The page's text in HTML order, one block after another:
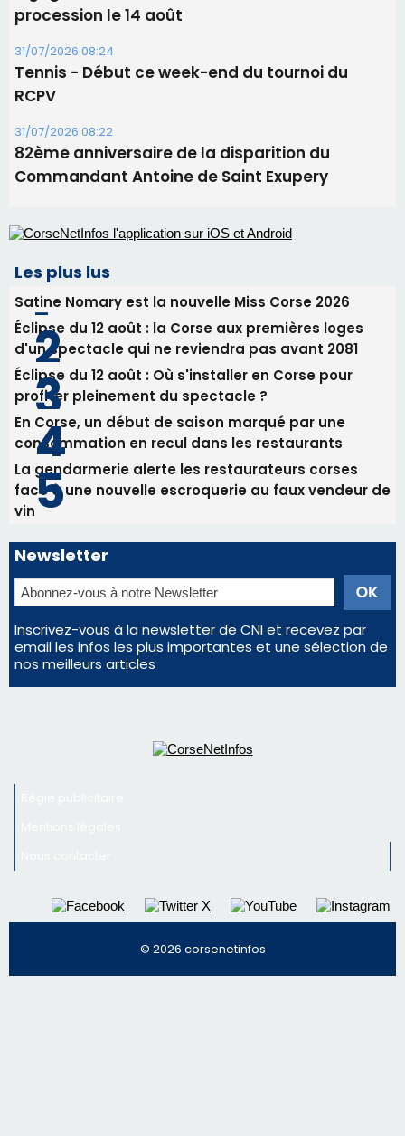
procession le 14 août
31/07/2026 08:24
Tennis - Début ce week-end du tournoi du
RCPV
31/07/2026 08:22
82ème anniversaire de la disparition du
Commandant Antoine de Saint Exupery
Les plus lus
Satine Nomary est la nouvelle Miss Corse 2026
Éclipse du 12 août : la Corse aux premières loges
d'un spectacle qui ne reviendra pas avant 2081
Éclipse du 12 août : Où s'installer en Corse pour
profiter pleinement du spectacle ?
En Corse, un début de saison marqué par une
consommation en recul dans les restaurants
La gendarmerie alerte les restaurateurs corses
face à une nouvelle escroquerie au faux vendeur de
vin
Newsletter
Inscrivez-vous à la newsletter de CNI et recevez par
email les infos les plus importantes et une sélection de
nos meilleurs articles
© 2026 corsenetinfos